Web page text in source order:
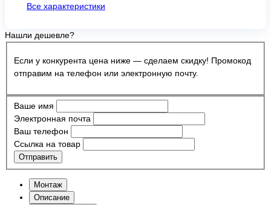
Все характеристики
Нашли дешевле?
Если у конкурента цена ниже — сделаем скидку! Промокод
отправим на телефон или электронную почту.
Ваше имя
Электронная почта
Ваш телефон
Ссылка на товар
Отправить
Монтаж
Описание